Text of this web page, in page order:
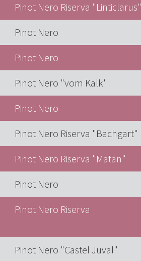
Pinot Nero Riserva "Linticlarus"
Pinot Nero
Pinot Nero
Pinot Nero "vom Kalk"
Pinot Nero
Pinot Nero Riserva "Bachgart"
Pinot Nero Riserva "Matan"
Pinot Nero
Pinot Nero Riserva
Pinot Nero "Castel Juval"